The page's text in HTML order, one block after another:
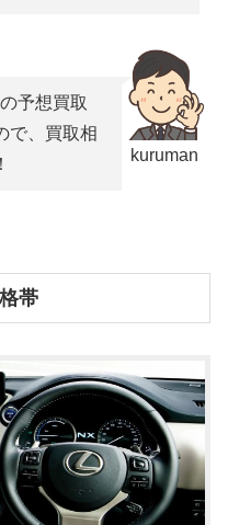
kuruman
予想買取
で、買取相
帯